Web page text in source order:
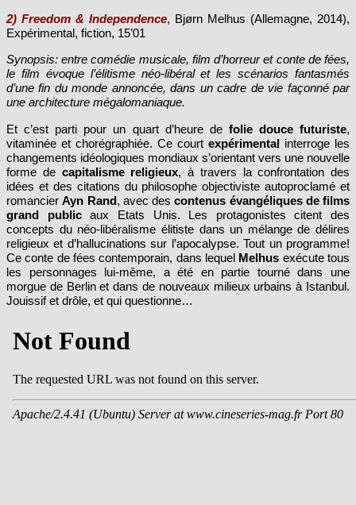
2) Freedom & Independence, Bjørn Melhus (Allemagne, 2014),
Expérimental, fiction, 15’01
Synopsis: entre comédie musicale, film d’horreur et conte de fées,
le film évoque l’élitisme néo-libéral et les scénarios fantasmés
d’une fin du monde annoncée, dans un cadre de vie façonné par
une architecture mégalomaniaque.
Et c’est parti pour un quart d’heure de folie douce futuriste,
vitaminée et chorégraphiée. Ce court expérimental interroge les
changements idéologiques mondiaux s’orientant vers une nouvelle
forme de capitalisme religieux, à travers la confrontation des
idées et des citations du philosophe objectiviste autoproclamé et
romancierAyn Rand, avec descontenus évangéliques de films
grand publicaux Etats Unis. Les protagonistes citent des
concepts du néo-libéralisme élitiste dans un mélange de délires
religieux et d’hallucinations sur l’apocalypse. Tout un programme!
Ce conte de fées contemporain, dans lequel Melhus exécute tous
les personnages lui-même, a été en partie tourné dans une
morgue de Berlin et dans de nouveaux milieux urbains à Istanbul.
Jouissif et drôle, et qui questionne…